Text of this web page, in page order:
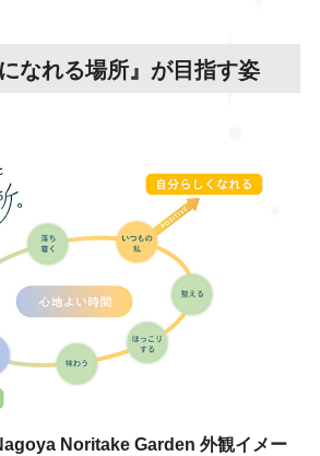
なれる場所』が目指す姿
Noritake Garden 外観イメー